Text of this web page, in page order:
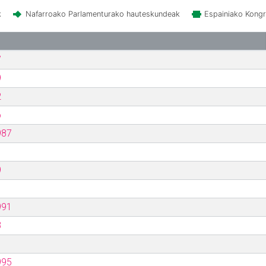
Nafarroako Parlamenturako hauteskundeak Espainiako